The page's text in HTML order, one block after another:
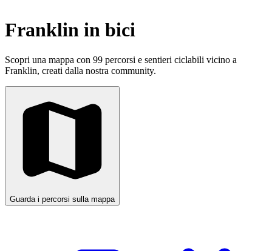
Franklin in bici
Scopri una mappa con 99 percorsi e sentieri ciclabili vicino a
Franklin, creati dalla nostra community.
Guarda i percorsi sulla mappa